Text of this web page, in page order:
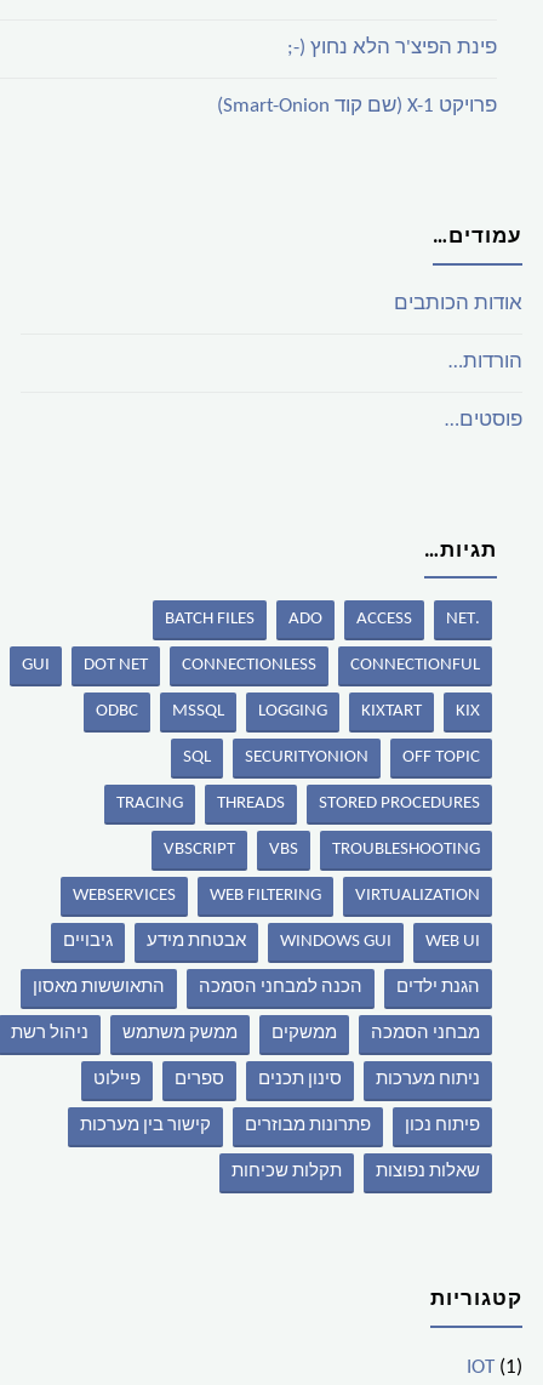
פינת הפיצ'ר הלא נחוץ (-;
פרויקט X-1 (שם קוד Smart-Onion)
עמודים…
אודות הכותבים
הורדות…
פוסטים…
תגיות…
.NET
ACCESS
ADO
BATCH FILES
CONNECTIONFUL
CONNECTIONLESS
DOT NET
GUI
KIX
KIXTART
LOGGING
MSSQL
ODBC
OFF TOPIC
SECURITYONION
SQL
STORED PROCEDURES
THREADS
TRACING
TROUBLESHOOTING
VBS
VBSCRIPT
VIRTUALIZATION
WEB FILTERING
WEBSERVICES
WEB UI
WINDOWS GUI אבטחת מידע גיבויים
הגנת ילדים הכנה למבחני הסמכה התאוששות מאסון
מבחני הסמכה ממשקים ממשק משתמש ניהול רשת
ניתוח מערכות סינון תכנים ספרים פיילוט
פיתוח נכון פתרונות מבוזרים קישור בין מערכות
שאלות נפוצות תקלות שכיחות
קטגוריות
IOT(1)